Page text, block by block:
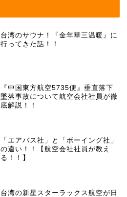
台湾のサウナ！『金年華三温暖』に
行ってきた話！！
『中国東方航空5735便』垂直落下
墜落事故について航空会社社員が徹
底解説！！
「エアバス社」と「ボーイング社」
の違い！！【航空会社社員が教え
る！！】
台湾の新星スターラックス航空が日